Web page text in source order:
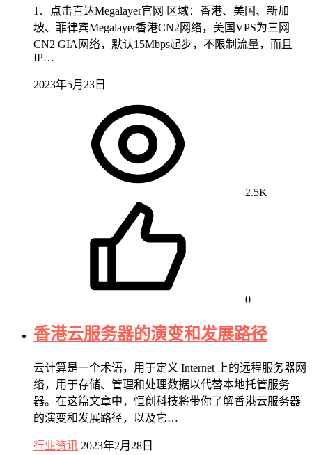
1、点击直达Megalayer官网 区域：香港、美国、新加
坡、菲律宾Megalayer香港CN2网络，美国VPS为三网
CN2 GIA网络，默认15Mbps起步，不限制流量，而且
IP…
2023年5月23日
2.5K
0
香港云服务器的演变和发展路径
云计算是一个术语，用于定义 Internet 上的远程服务器网
络，用于存储、管理和处理数据以代替本地托管服务
器。在这篇文章中，恒创科技将带你了解香港云服务器
的演变和发展路径，以及它…
行业资讯 2023年2月28日